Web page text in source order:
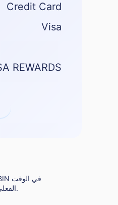
Credit Card
Visa
REWARDS
الفعلي وتُستخدم فقط لأغراض التحقق. لا يتم مشاركة أو حفظ أو إعادة استخدام أي بيانات.